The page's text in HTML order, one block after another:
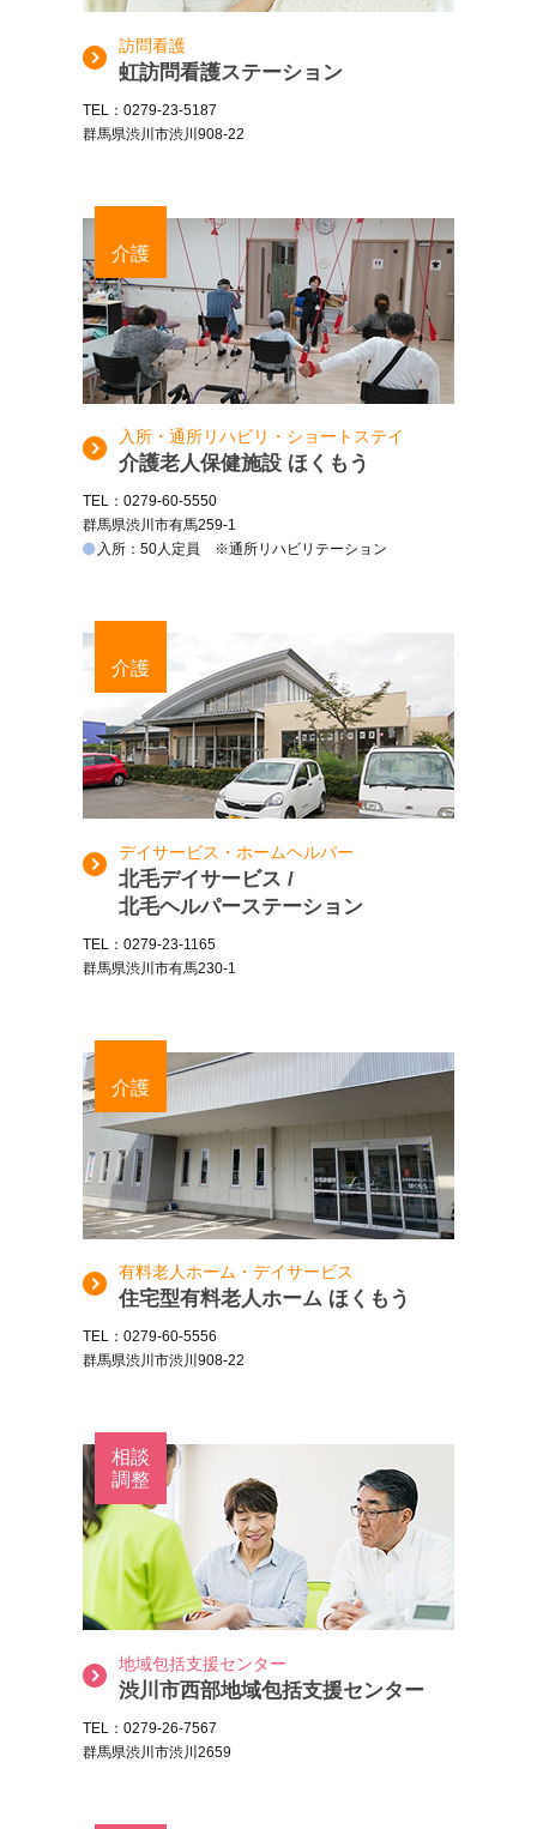
訪問看護
虹訪問看護ステーション
TEL：0279-23-5187
群馬県渋川市渋川908-22
介護
入所・通所リハビリ・ショートステイ
介護老人保健施設 ほくもう
TEL：0279-60-5550
群馬県渋川市有馬259-1
入所：50人定員 ※通所リハビリテーション
介護
デイサービス・ホームヘルパー
北毛デイサービス /
北毛ヘルパーステーション
TEL：0279-23-1165
群馬県渋川市有馬230-1
介護
有料老人ホーム・デイサービス
住宅型有料老人ホーム ほくもう
TEL：0279-60-5556
群馬県渋川市渋川908-22
相談
調整
地域包括支援センター
渋川市西部地域包括支援センター
TEL：0279-26-7567
群馬県渋川市渋川2659